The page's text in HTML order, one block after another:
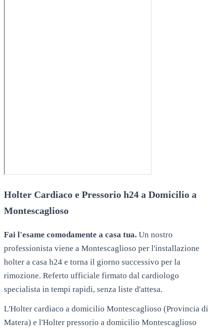
Holter Cardiaco e Pressorio h24 a Domicilio a
Montescaglioso
Fai l'esame comodamente a casa tua. Un nostro
professionista viene a Montescaglioso per l'installazione
holter a casa h24 e torna il giorno successivo per la
rimozione. Referto ufficiale firmato dal cardiologo
specialista in tempi rapidi, senza liste d'attesa.
L'Holter cardiaco a domicilio Montescaglioso (Provincia di
Matera) e l'Holter pressorio a domicilio Montescaglioso